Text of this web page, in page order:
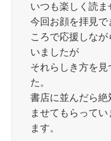
いつも楽しく読ま
今回お顔を拝見で
ころで応援しな
いましたが
それらしき方を
た。
書店に並んだら
ませてもらって
ます。